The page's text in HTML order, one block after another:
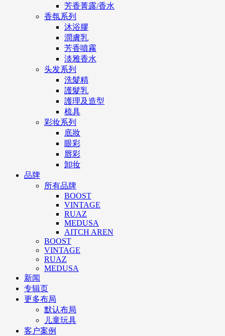
芳香菁露/香水
香氛系列
沐浴膠
潤膚乳
芳香噴霧
淡雅香水
头发系列
洗髮精
護髮乳
護理及造型
梳具
彩妆系列
底妝
眼彩
唇彩
卸妆
品牌
所有品牌
BOOST
VINTAGE
RUAZ
MEDUSA
AITCH AREN
BOOST
VINTAGE
RUAZ
MEDUSA
新闻
专辑页
更多布局
默认布局
儿童玩具
客户案例